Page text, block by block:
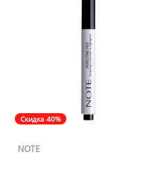
Скидка 40%
NOTE